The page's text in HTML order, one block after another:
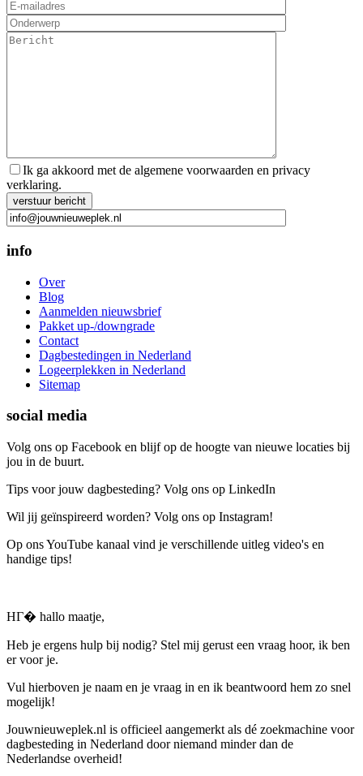
Ik ga akkoord met de algemene voorwaarden en privacy
verklaring.
Gelieve dit veld leeg te laten.
info
Over
Blog
Aanmelden nieuwsbrief
Pakket up-/downgrade
Contact
Dagbestedingen in Nederland
Logeerplekken in Nederland
Sitemap
social media
Volg ons op Facebook en blijf op de hoogte van nieuwe locaties bij
jou in de buurt.
Tips voor jouw dagbesteding? Volg ons op LinkedIn
Wil jij geïnspireerd worden? Volg ons op Instagram!
Op ons YouTube kanaal vind je verschillende uitleg video's en
handige tips!
HГ� hallo maatje,
Heb je ergens hulp bij nodig? Stel mij gerust een vraag hoor, ik ben
er voor je.
Vul hierboven je naam en je vraag in en ik beantwoord hem zo snel
mogelijk!
Jouwnieuweplek.nl is officieel aangemerkt als dé zoekmachine voor
dagbesteding in Nederland door niemand minder dan de
Nederlandse overheid!